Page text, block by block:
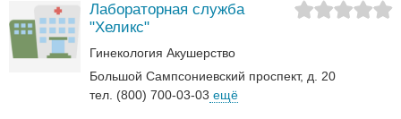
Лабораторная служба
"Хеликс"
Гинекология Акушерство
Большой Сампсониевский проспект, д. 20
тел. (800) 700-03-03 ещё